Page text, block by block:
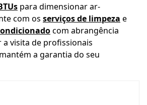
para dimensionar ar-
com os serviços de limpeza e
com abrangência
a visita de profissionais
a garantia do seu